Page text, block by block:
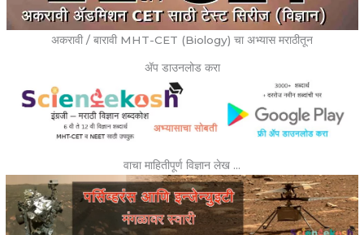
अकरावी / बारावी MHT-CET (Biology) चा अभ्यास मराठीतून
ॲप डाउनलोड करा
वाचा माहितीपूर्ण विज्ञान लेख …